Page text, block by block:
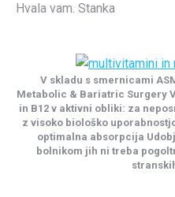
Hvala vam. Stanka
V skladu s smernicami
Metabolic & Bariatric Surgery
in B12 v aktivni obliki: za
z visoko biološko
optimalna absorpcija
bolnikom jih ni treba